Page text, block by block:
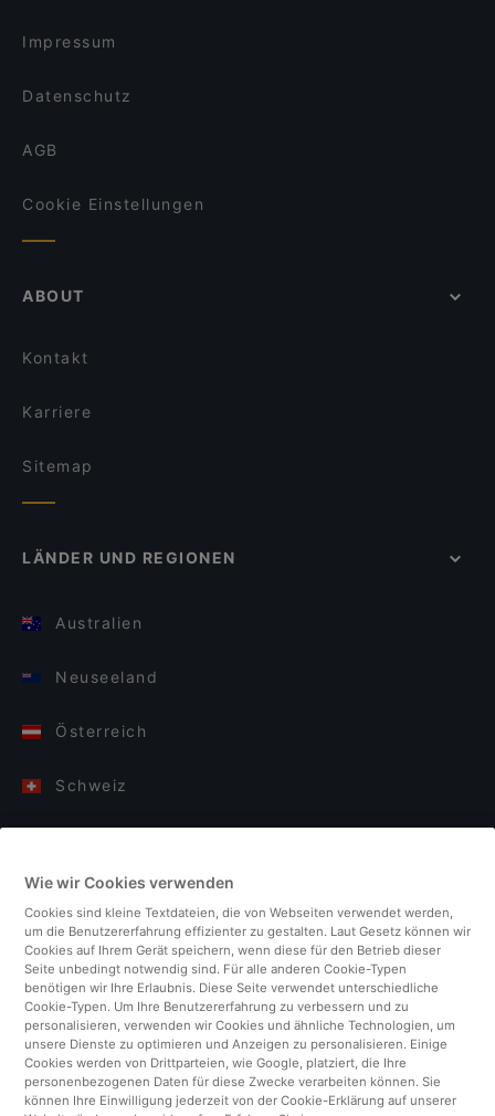
Impressum
Datenschutz
AGB
Cookie Einstellungen
ABOUT
Kontakt
Karriere
Sitemap
LÄNDER UND REGIONEN
Australien
Neuseeland
Österreich
Schweiz
Italien
Finnland
Vereinigtes Königreich
Türkei
Niederlande
Wie wir Cookies verwenden
Cookies sind kleine Textdateien, die von Webseiten verwendet werden,
um die Benutzererfahrung effizienter zu gestalten. Laut Gesetz können wir
Cookies auf Ihrem Gerät speichern, wenn diese für den Betrieb dieser
Seite unbedingt notwendig sind. Für alle anderen Cookie-Typen
benötigen wir Ihre Erlaubnis. Diese Seite verwendet unterschiedliche
Cookie-Typen. Um Ihre Benutzererfahrung zu verbessern und zu
personalisieren, verwenden wir Cookies und ähnliche Technologien, um
unsere Dienste zu optimieren und Anzeigen zu personalisieren. Einige
Cookies werden von Drittparteien, wie Google, platziert, die Ihre
personenbezogenen Daten für diese Zwecke verarbeiten können. Sie
können Ihre Einwilligung jederzeit von der Cookie-Erklärung auf unserer